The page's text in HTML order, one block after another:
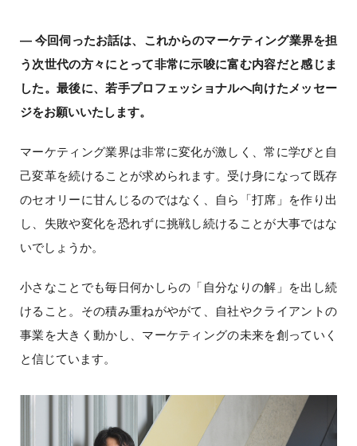
― 今回伺ったお話は、これからのマーケティング業界を担
う次世代の方々にとって非常に示唆に富む内容だと感じま
した。最後に、若手プロフェッショナルへ向けたメッセー
ジをお願いいたします。
マーケティング業界は非常に変化が激しく、常に学びと自
己変革を続けることが求められます。受け身になって既存
のセオリーに甘んじるのではなく、自ら「打席」を作り出
し、失敗や変化を恐れずに挑戦し続けることが大事ではな
いでしょうか。
小さなことでも毎日何かしらの「自分なりの解」を出し続
けること。その積み重ねがやがて、自社やクライアントの
事業を大きく動かし、マーケティングの未来を創っていく
と信じています。